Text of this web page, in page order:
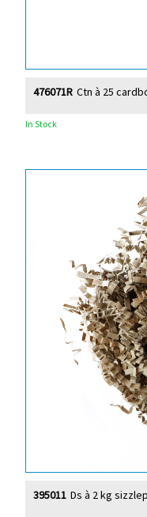
Ctn à 25
476071R
In Stock
Ds à 2 kg
395011